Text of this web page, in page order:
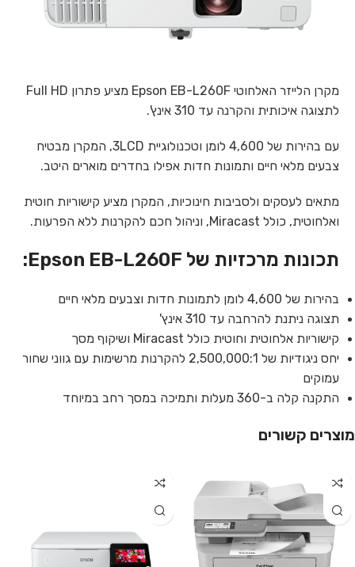
מקרן הלייזר האלחוטי Epson EB-L260F מציע פתרון Full HD
לתצוגה איכותית והקרנה עד 310 אינץ'.
עם בהירות של 4,600 לומן וטכנולוגיית 3LCD, המקרן מבטיח
צבעים מלאי חיים ותמונות חדות אפילו בחדרים מוארים היטב.
מתאים לעסקים ולסביבות חינוכיות, המקרן מציע קישוריות חוטית
ואלחוטית, כולל Miracast, וניהול חכם להקרנות ללא הפרעות.
תכונות מרכזיות של Epson EB-L260F:
בהירות של 4,600 לומן לתמונות חדות וצבעים מלאי חיים
תצוגה ניתנת להרחבה עד 310 אינץ'
קישוריות אלחוטית וחוטית כולל Miracast ושיקוף מסך
יחס ניגודיות של 2,500,000:1 להקרנות מרשימות עם גווני שחור
עמוקים
התקנה קלה ב-360 מעלות ותמיכה במסך רחב במיוחד
מוצרים קשורים